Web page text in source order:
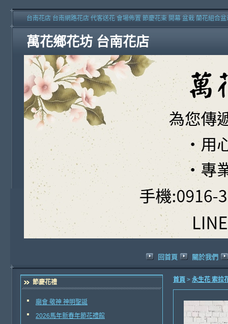
萬花鄉花坊 台南花店
台南花店 台南網路花店 代客送花 會場佈置 節慶花束 開幕 盆栽 蘭花組合
回首頁 關於我們
節慶花禮
廟會 敬神 神明聖誕
2026馬年新春年節花禮館
首頁 > 永生花 索拉